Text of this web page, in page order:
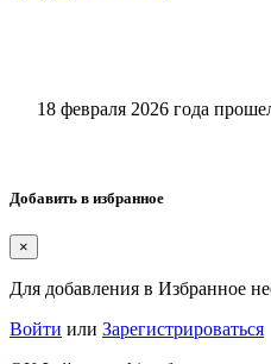
18 февраля 2026 года
Добавить в избранное
×
Для добавления в Избранное
Войти или Зарегистрироваться